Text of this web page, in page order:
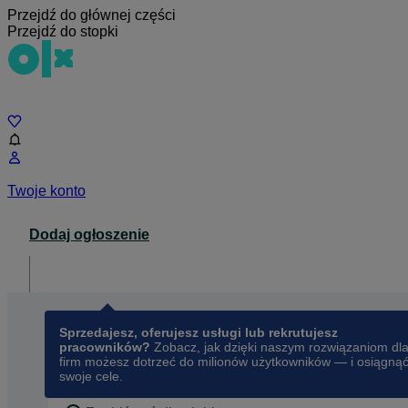
Przejdź do głównej części
Przejdź do stopki
Twoje konto
Dodaj ogłoszenie
Sprzedajesz, oferujesz usługi lub rekrutujesz
pracowników? Zobacz, jak dzięki naszym rozwiązaniom dla
firm możesz dotrzeć do milionów użytkowników — i osiągnąć
swoje cele.